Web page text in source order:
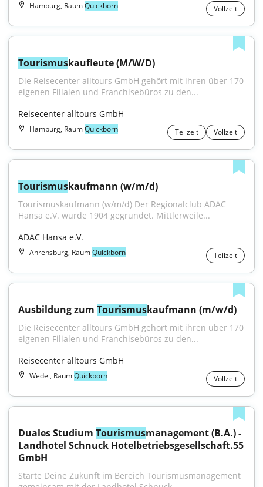
Hamburg, RaumQuickborn Vollzeit
Tourismuskaufleute (M/W/D)
Die Reisecenter alltours GmbH gehört mit ihren über 170
eigenen Filialen und Franchisebüros zu den...
Reisecenter alltours GmbH
Hamburg, RaumQuickborn Teilzeit Vollzeit
Tourismuskaufmann (w/m/d)
Tourismuskaufmann (w/m/d) Der Regionalclub ADAC
Hansa e.V. wurde 1904 gegründet. Mittlerweile...
ADAC Hansa e.V.
Ahrensburg, RaumQuickborn Teilzeit
Ausbildung zum Tourismuskaufmann (m/w/d)
Die Reisecenter alltours GmbH gehört mit ihren über 170
eigenen Filialen und Franchisebüros zu den...
Reisecenter alltours GmbH
Wedel, RaumQuickborn Vollzeit
Duales Studium Tourismusmanagement (B.A.) -
Landhotel Schnuck Hotelbetriebsgesellschaft.55
GmbH
Starte Deine Zukunft im Bereich Tourismusmanagement